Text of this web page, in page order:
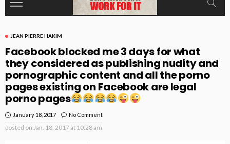
JEAN PIERRE HAKIM
Facebook blocked me 3 days for what
they considered as publishing nudity and
pornographic content and all the porno
pages existing on Facebook are legal
porno pages
January 18, 2017 No Comment
posted on Jan. 18, 2017 at 10:28 am